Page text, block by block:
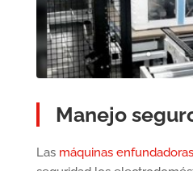
Manejo
Las máquinas enfundadoras